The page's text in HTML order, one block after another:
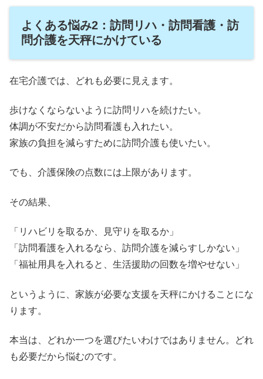
よくある悩み2：訪問リハ・訪問看護・訪
問介護を天秤にかけている
在宅介護では、どれも必要に見えます。
歩けなくならないように訪問リハを続けたい。
体調が不安だから訪問看護も入れたい。
家族の負担を減らすために訪問介護も使いたい。
でも、介護保険の点数には上限があります。
その結果、
「リハビリを取るか、見守りを取るか」
「訪問看護を入れるなら、訪問介護を減らすしかない」
「福祉用具を入れると、生活援助の回数を増やせない」
というように、家族が必要な支援を天秤にかけることにな
ります。
本当は、どれか一つを選びたいわけではありません。どれ
も必要だから悩むのです。